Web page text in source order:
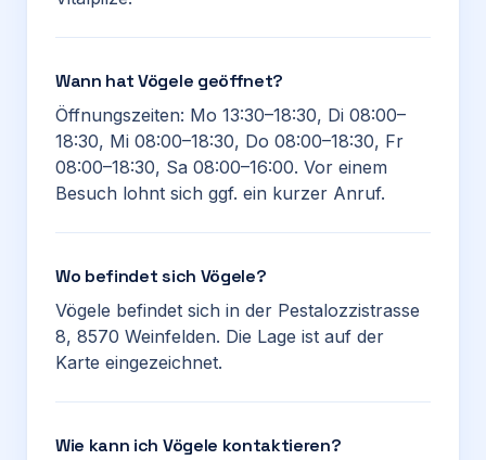
Wann hat Vögele geöffnet?
Öffnungszeiten: Mo 13:30–18:30, Di 08:00–
18:30, Mi 08:00–18:30, Do 08:00–18:30, Fr
08:00–18:30, Sa 08:00–16:00. Vor einem
Besuch lohnt sich ggf. ein kurzer Anruf.
Wo befindet sich Vögele?
Vögele befindet sich in der Pestalozzistrasse
8, 8570 Weinfelden. Die Lage ist auf der
Karte eingezeichnet.
Wie kann ich Vögele kontaktieren?